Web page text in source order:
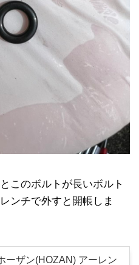
このボルトが長いボルト
ンチで外すと開帳しま
ーザン(HOZAN) アーレン